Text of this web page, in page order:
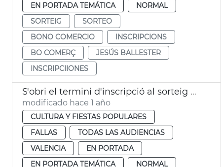
EN PORTADA TEMÁTICA
NORMAL
SORTEIG
SORTEO
BONO COMERCIO
INSCRIPCIONS
BO COMERÇ
JESÚS BALLESTER
INSCRIPCIIONES
S'obri el termini d'inscripció al sorteig de la mascletà del Corpus de València
modificado hace 1 año
CULTURA Y FIESTAS POPULARES
FALLAS
TODAS LAS AUDIENCIAS
VALENCIA
EN PORTADA
EN PORTADA TEMÁTICA
NORMAL